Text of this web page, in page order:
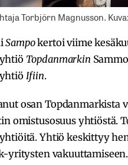
Torbjörn Magnusson.
Sampokertoi viime
Topdanmarkin
Ifiin.
osan Topdanmarkista
omistusosuus yhtiöstä.
Yhtiö keskittyy
yritysten vakuuttamiseen.